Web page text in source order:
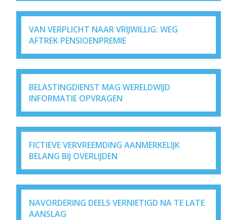
VAN VERPLICHT NAAR VRIJWILLIG: WEG
AFTREK PENSIOENPREMIE
BELASTINGDIENST MAG WERELDWIJD
INFORMATIE OPVRAGEN
FICTIEVE VERVREEMDING AANMERKELIJK
BELANG BIJ OVERLIJDEN
NAVORDERING DEELS VERNIETIGD NA TE LATE
AANSLAG